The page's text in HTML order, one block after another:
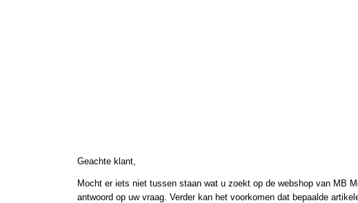
Geachte klant,
Mocht er iets niet tussen staan wat u zoekt op de webshop van MB
antwoord op uw vraag. Verder kan het voorkomen dat bepaalde